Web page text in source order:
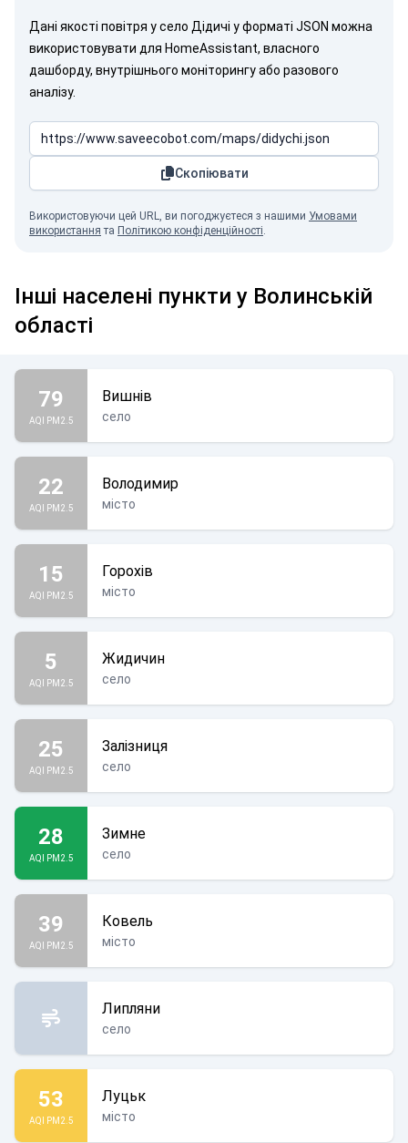
Дані якості повітря у село Дідичі у форматі JSON можна
використовувати для HomeAssistant, власного
дашборду, внутрішнього моніторингу або разового
аналізу.
Скопіювати
Використовуючи цей URL, ви погоджуєтеся з нашими Умовами
використання та Політикою конфіденційності.
Інші населені пункти у Волинській
області
79
AQI PM2.5
Вишнів
село
22
AQI PM2.5
Володимир
місто
15
AQI PM2.5
Горохів
місто
5
AQI PM2.5
Жидичин
село
25
AQI PM2.5
Залізниця
село
28
AQI PM2.5
Зимне
село
39
AQI PM2.5
Ковель
місто
Липляни
село
53
AQI PM2.5
Луцьк
місто